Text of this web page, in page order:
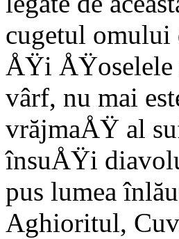
cugetul omului
ÅŸi ÅŸoselele
vârf, nu mai
vrăjmaÅŸ al
însuÅŸi
pus lumea
Aghioritul,